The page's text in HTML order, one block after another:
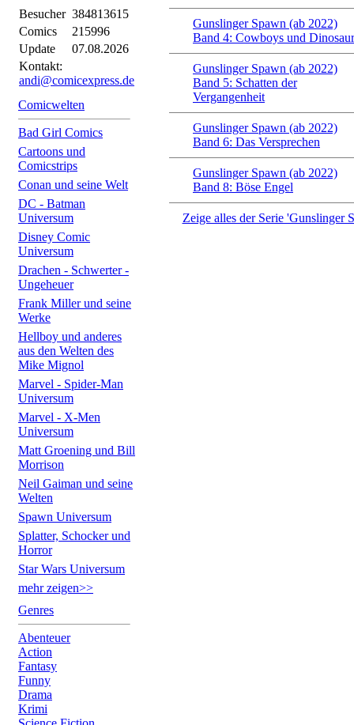
Besucher 384813615
Comics
215996
Update
07.08.2026
Kontakt:
andi@comicexpress.de
Comicwelten
Bad Girl Comics
Cartoons und
Comicstrips
Conan und seine Welt
DC - Batman
Universum
Disney Comic
Universum
Drachen - Schwerter -
Ungeheuer
Frank Miller und seine
Werke
Hellboy und anderes
aus den Welten des
Mike Mignol
Marvel - Spider-Man
Universum
Marvel - X-Men
Universum
Matt Groening und Bill
Morrison
Neil Gaiman und seine
Welten
Spawn Universum
Splatter, Schocker und
Horror
Star Wars Universum
mehr zeigen>>
Genres
Abenteuer
Action
Fantasy
Funny
Drama
Krimi
Gunslinger Spawn (ab 2022)
Band 4: Cowboys und
Gunslinger Spawn (ab 2022)
Band 5: Schatten der
Vergangenheit
Gunslinger Spawn (ab 2022)
Band 6: Das Versprechen
Gunslinger Spawn (ab 2022)
Band 8: Böse Engel
Zeige alles der Serie 'Gunslinger